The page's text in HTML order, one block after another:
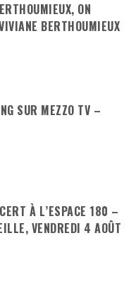
ON
BERTHOUMIEUX
SUR MEZZO TV –
À L’ESPACE 180 –
VENDREDI 4 AOÛT